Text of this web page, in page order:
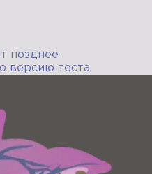
позднее
версию теста